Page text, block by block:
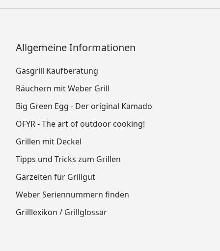
Allgemeine Informationen
Gasgrill Kaufberatung
Räuchern mit Weber Grill
Big Green Egg - Der original Kamado
OFYR - The art of outdoor cooking!
Grillen mit Deckel
Tipps und Tricks zum Grillen
Garzeiten für Grillgut
Weber Seriennummern finden
Grilllexikon / Grillglossar